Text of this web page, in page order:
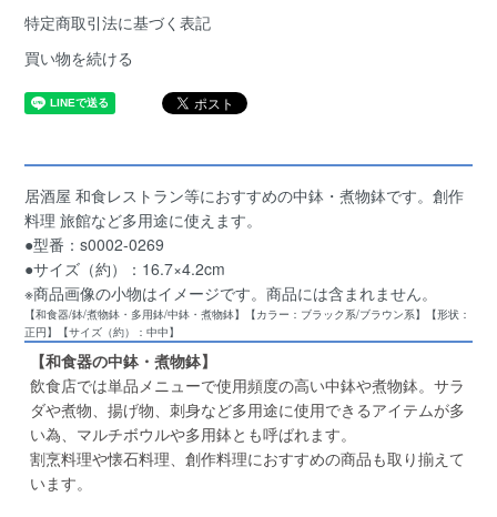
特定商取引法に基づく表記
買い物を続ける
居酒屋 和食レストラン等におすすめの中鉢・煮物鉢です。創作
料理 旅館など多用途に使えます。
●型番：s0002-0269
●サイズ（約）：16.7×4.2cm
※商品画像の小物はイメージです。商品には含まれません。
【和食器/鉢/煮物鉢・多用鉢/中鉢・煮物鉢】【カラー：ブラック系/ブラウン系】【形状：
正円】【サイズ（約）：中中】
【和食器の中鉢・煮物鉢】
飲食店では単品メニューで使用頻度の高い中鉢や煮物鉢。サラ
ダや煮物、揚げ物、刺身など多用途に使用できるアイテムが多
い為、マルチボウルや多用鉢とも呼ばれます。
割烹料理や懐石料理、創作料理におすすめの商品も取り揃えて
います。